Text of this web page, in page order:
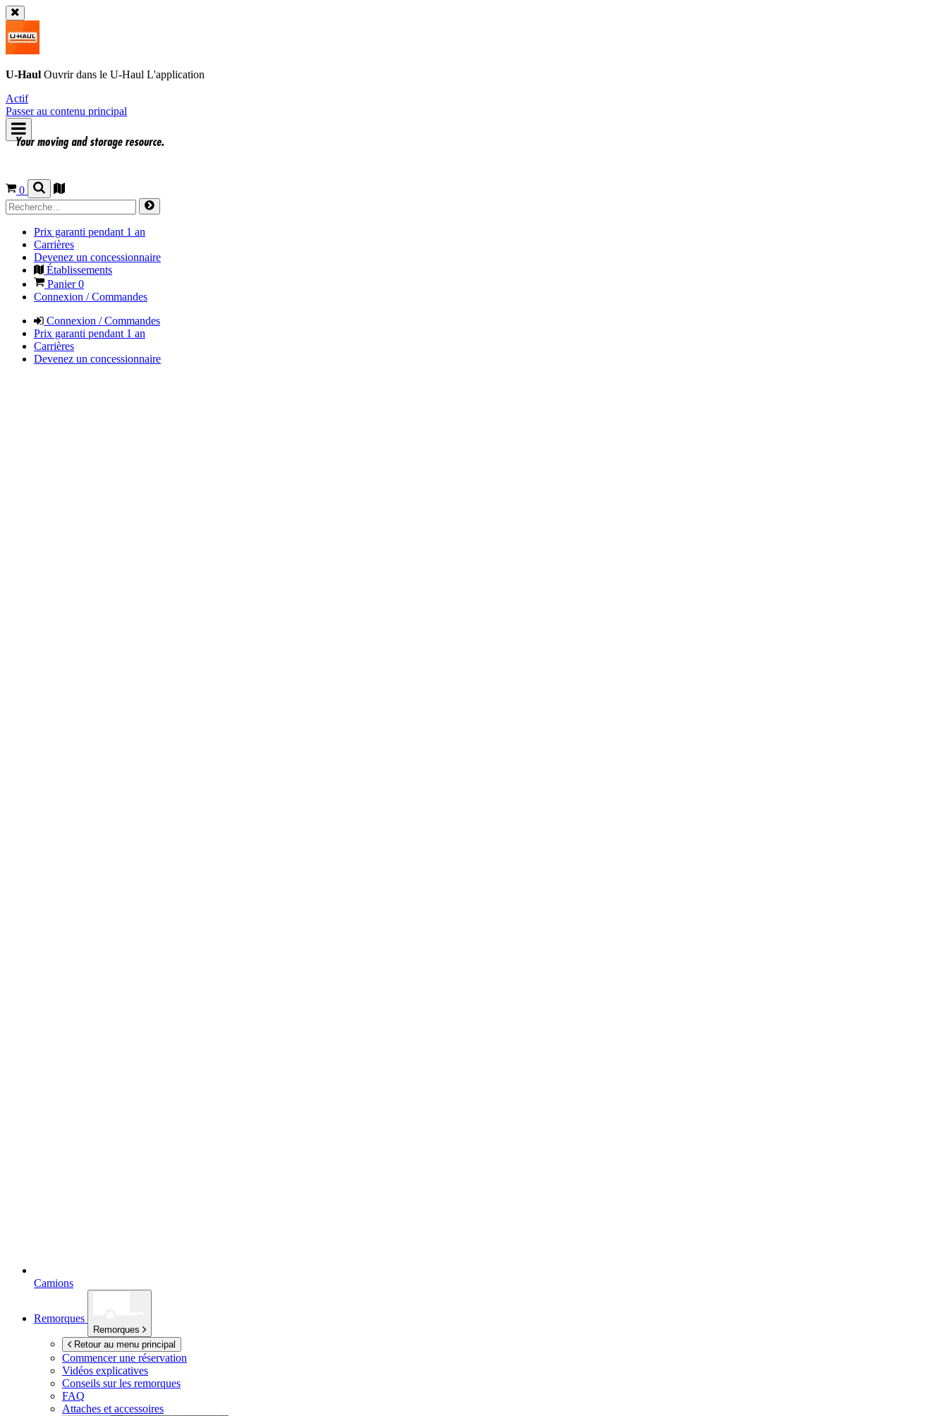
U-Haul Ouvrir dans le U-Haul L'application
Actif
Passer au contenu principal
0
Prix garanti pendant 1 an
Carrières
Devenez un concessionnaire
Établissements
Panier0
Connexion / Commandes
Connexion / Commandes
Prix garanti pendant 1 an
Carrières
Devenez un concessionnaire
Camions
Remorques
Remorques
Retour au menu principal
Commencer une réservation
Vidéos explicatives
Conseils sur les remorques
FAQ
Attaches et accessoires